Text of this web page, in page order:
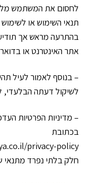
לחסום את המשתמש
תנאי השימוש או
בהתרעה מראש אך
אתר האינטרנט או
– בנוסף לאמור לעיל
לשיקול דעתה הבלעדי,
– מדיניות הפרטיות
בכתובת
חלק בלתי נפרד מתנאי